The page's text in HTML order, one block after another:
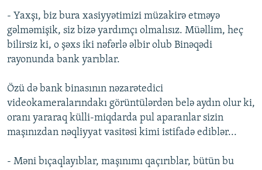
- Yaxşı, biz bura xasiyyətimizi müzakirə etməyə
gəlməmişik, siz bizə yardımçı olmalısız. Müəllim, heç
bilirsiz ki, o şəxs iki nəfərlə əlbir olub Binəqədi
rayonunda bank yarıblar.
Özü də bank binasının nəzarətedici
videokameralarındakı görüntülərdən belə aydın olur ki,
oranı yararaq külli-miqdarda pul aparanlar sizin
maşınızdan nəqliyyat vasitəsi kimi istifadə ediblər...
- Məni bıçaqlayıblar, maşınımı qaçırıblar, bütün bu